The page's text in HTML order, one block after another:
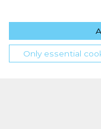
Hola! ¿en
Only essential